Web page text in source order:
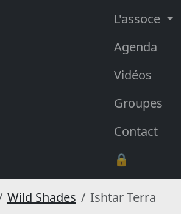
L'assoce
Agenda
Vidéos
Groupes
Contact
🔒
Wild Shades Ishtar Terra